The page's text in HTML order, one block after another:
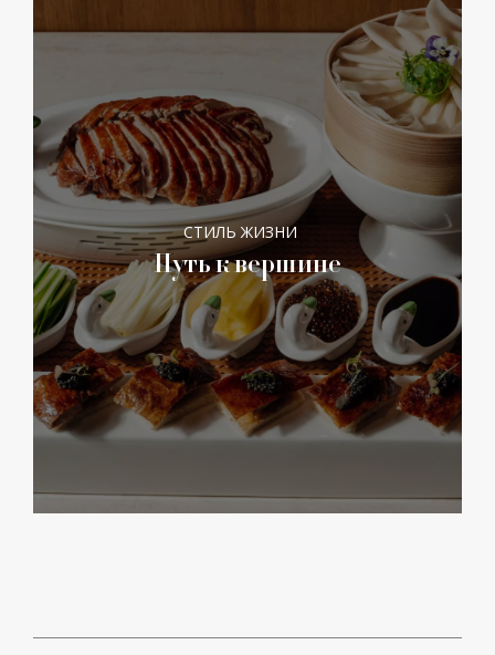
СТИЛЬ ЖИЗНИ
Путь к вершине